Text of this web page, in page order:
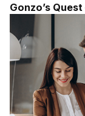
Gonzo’s